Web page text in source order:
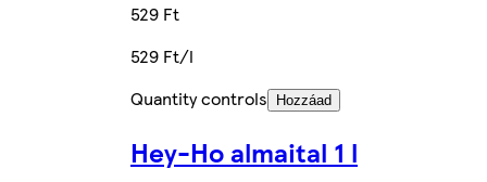
529 Ft
529 Ft/l
Quantity controls
Hozzáad
Hey-Ho almaital 1 l